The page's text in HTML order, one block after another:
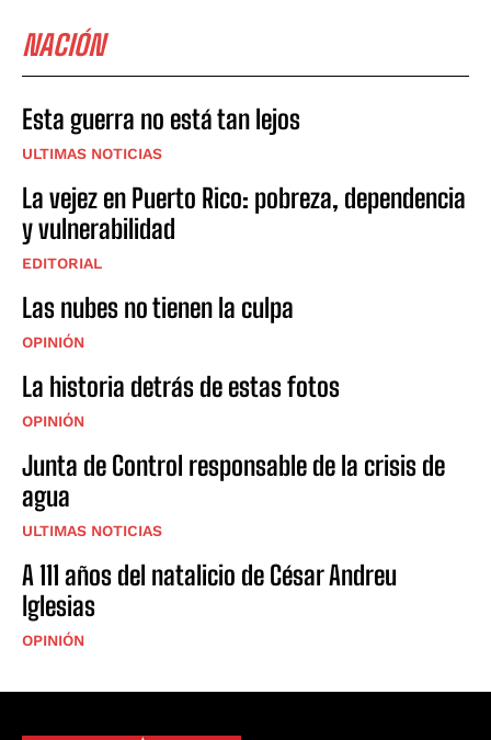
NACIÓN
Esta guerra no está tan lejos
ULTIMAS NOTICIAS
La vejez en Puerto Rico: pobreza, dependencia
y vulnerabilidad
EDITORIAL
Las nubes no tienen la culpa
OPINIÓN
La historia detrás de estas fotos
OPINIÓN
Junta de Control responsable de la crisis de
agua
ULTIMAS NOTICIAS
A 111 años del natalicio de César Andreu
Iglesias
OPINIÓN